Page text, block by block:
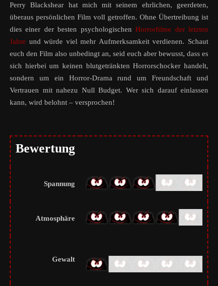
Perry Blackshear hat mich mit seinem ehrlichen, geerdeten,
überaus persönlichen Film voll getroffen. Ohne Übertreibung ist
dies einer der besten psychologischenHorrorfilme der letzten
Jahre und würde viel mehr Aufmerksamkeit verdienen. Schaut
euch den Film also unbedingt an, seid euch aber bewusst, dass es
sich hierbei um keinen blutgetränkten Horrorschocker handelt,
sondern um ein Horror-Drama rund um Freundschaft und
Vertrauen mit nahezu Null Budget. Wer sich darauf einlassen
kann, wird belohnt – versprochen!
Bewertung
Spannung
Atmosphäre
Gewalt